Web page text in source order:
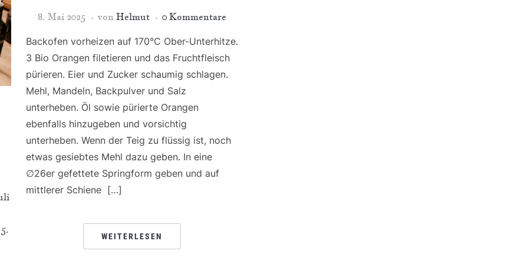
5.
8. Mai 2025 von Helmut 0 Kommentare
Backofen vorheizen auf 170°C Ober-Unterhitze.
3 Bio Orangen filetieren und das Fruchtfleisch
pürieren. Eier und Zucker schaumig schlagen.
Mehl, Mandeln, Backpulver und Salz
unterheben. Öl sowie pürierte Orangen
ebenfalls hinzugeben und vorsichtig
unterheben. Wenn der Teig zu flüssig ist, noch
etwas gesiebtes Mehl dazu geben. In eine
∅26er gefettete Springform geben und auf
mittlerer Schiene […]
WEITERLESEN